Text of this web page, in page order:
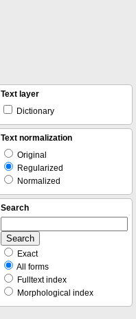
Text layer
Dictionary
Text normalization
Original
Regularized
Normalized
Search
Exact
All forms
Fulltext index
Morphological index